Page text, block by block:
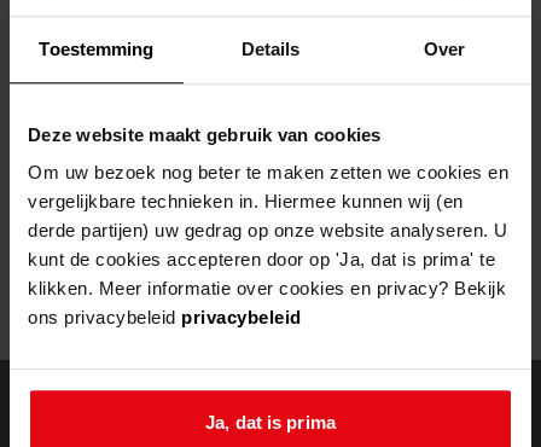
Toestemming Details Over
Deze website maakt gebruik van cookies
Om uw bezoek nog beter te maken zetten we cookies en
vergelijkbare technieken in. Hiermee kunnen wij (en
derde partijen) uw gedrag op onze website analyseren. U
kunt de cookies accepteren door op 'Ja, dat is prima' te
klikken. Meer informatie over cookies en privacy? Bekijk
ons privacybeleid privacybeleid
Ja, dat is prima
Helaas, er is een fout opgetreden
Mogelijk kunt u deze pagina niet bezoeken door:
een verouderde bladwijzer/favoriet
een zoekmachine heeft eenverouderde lijst van de website
eenfout getyptadres